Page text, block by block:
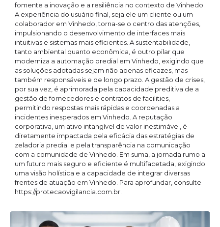
fomente a inovação e a resiliência no contexto de Vinhedo.
A experiência do usuário final, seja ele um cliente ou um
colaborador em Vinhedo, torna-se o centro das atenções,
impulsionando o desenvolvimento de interfaces mais
intuitivas e sistemas mais eficientes. A sustentabilidade,
tanto ambiental quanto econômica, é outro pilar que
moderniza a automação predial em Vinhedo, exigindo que
as soluções adotadas sejam não apenas eficazes, mas
também responsáveis e de longo prazo. A gestão de crises,
por sua vez, é aprimorada pela capacidade preditiva de a
gestão de fornecedores e contratos de facilities,
permitindo respostas mais rápidas e coordenadas a
incidentes inesperados em Vinhedo. A reputação
corporativa, um ativo intangível de valor inestimável, é
diretamente impactada pela eficácia das estratégias de
zeladoria predial e pela transparência na comunicação
com a comunidade de Vinhedo. Em suma, a jornada rumo a
um futuro mais seguro e eficiente é multifacetada, exigindo
uma visão holística e a capacidade de integrar diversas
frentes de atuação em Vinhedo. Para aprofundar, consulte
https://protecaovigilancia.com.br.